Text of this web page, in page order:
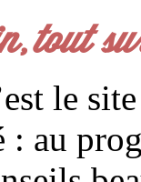
tout
le
: au